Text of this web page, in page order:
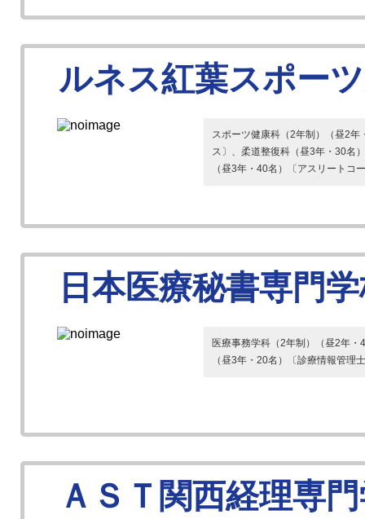
ルネス紅葉スポー
スポーツ健康科（2年制）（昼2
ス〕、柔道整復科（昼3年・30名
（昼3年・40名）〔アスリートコ
日本医療秘書専門
医療事務学科（2年制）（昼2年
（昼3年・20名）〔診療情報管理
ＡＳＴ関西経理専